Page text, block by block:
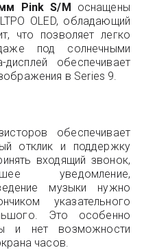
Pink S/M оснащены
OLED, обладающий
что позволяет легко
под солнечными
обеспечивает
в Series 9.
обеспечивает
отклик и поддержку
входящий звонок,
уведомление,
музыки нужно
указательного
Это особенно
и нет возможности
часов.